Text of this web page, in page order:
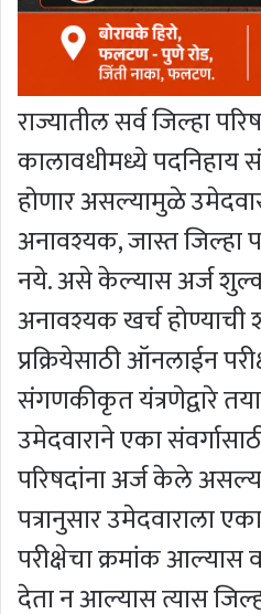
राज्यातील सर्व जिल्हा
कालावधीमध्ये पदनिहाय
होणार असल्यामुळे
अनावश्यक, जास्त जिल्हा
नये. असे केल्यास अर्ज
अनावश्यक खर्च
प्रक्रियेसाठी ऑनलाईन
संगणकीकृत यंत्रणेद्वारे
उमेदवाराने एका
परिषदांना अर्ज केले
पत्रानुसार उमेदवाराला
परीक्षेचा क्रमांक आल्यास व
देता न आल्यास त्यास